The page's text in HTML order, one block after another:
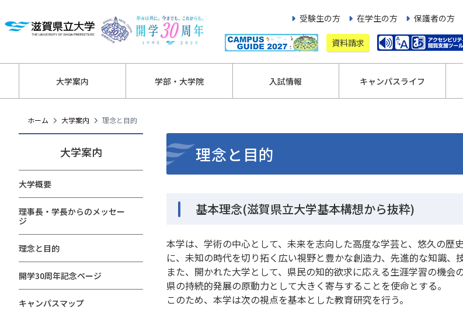
受験生の方 在学生の方 保護者の方
資料請求
大学案内 学部・大学院 入試情報 キャンパスライフ
ホーム 大学案内 理念と目的
大学案内
大学概要
理事長・学長からのメッセー
ジ
理念と目的
開学30周年記念ページ
キャンパスマップ
理念と目的
基本理念(滋賀県立大学基本構想から抜粋)
本学は、学術の中心として、未来を志向した高度な学芸と、悠久の
に、未知の時代を切り拓く広い視野と豊かな創造力、先進的な知識、
また、開かれた大学として、県民の知的欲求に応える生涯学習の機
県の持続的発展の原動力として大きく寄与することを使命とする。
このため、本学は次の視点を基本とした教育研究を行う。